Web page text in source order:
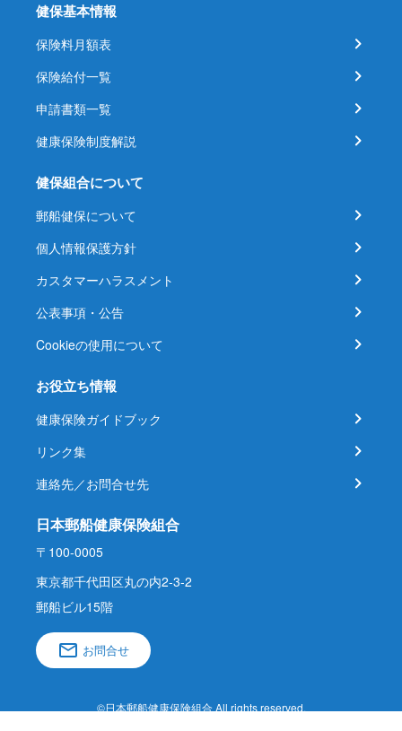
健保基本情報
保険料月額表
保険給付一覧
申請書類一覧
健康保険制度解説
健保組合について
郵船健保について
個人情報保護方針
カスタマーハラスメント
公表事項・公告
Cookieの使用について
お役立ち情報
健康保険ガイドブック
リンク集
連絡先／お問合せ先
日本郵船健康保険組合
〒100-0005
東京都千代田区丸の内2-3-2
郵船ビル15階
お問合せ
©日本郵船健康保険組合 All rights reserved.